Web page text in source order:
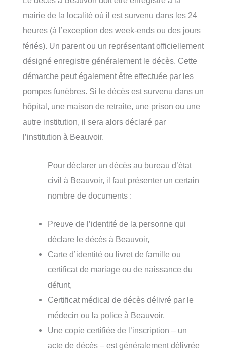
mairie de la localité où il est survenu dans les 24
heures (à l’exception des week-ends ou des jours
fériés). Un parent ou un représentant officiellement
désigné enregistre généralement le décès. Cette
démarche peut également être effectuée par les
pompes funèbres. Si le décès est survenu dans un
hôpital, une maison de retraite, une prison ou une
autre institution, il sera alors déclaré par
l’institution à Beauvoir.
Pour déclarer un décès au bureau d’état
civil à Beauvoir, il faut présenter un certain
nombre de documents :
Preuve de l’identité de la personne qui
déclare le décès à Beauvoir,
Carte d’identité ou livret de famille ou
certificat de mariage ou de naissance du
défunt,
Certificat médical de décès délivré par le
médecin ou la police à Beauvoir,
Une copie certifiée de l’inscription – un
acte de décès – est généralement délivrée